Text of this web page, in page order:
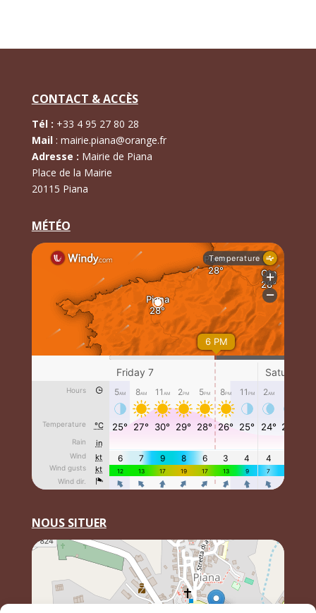
CONTACT & ACCÈS
Tél : +33 4 95 27 80 28
Mail: mairie.piana@orange.fr
Adresse : Mairie de Piana
Place de la Mairie
20115 Piana
MÉTÉO
NOUS SITUER